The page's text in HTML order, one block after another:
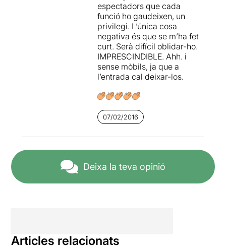
espectadors que cada
funció ho gaudeixen, un
privilegi. L’única cosa
negativa és que se m’ha fet
curt. Serà difícil oblidar-ho.
IMPRESCINDIBLE. Ahh. i
sense mòbils, ja que a
l’entrada cal deixar-los.
07/02/2016
Deixa la teva opinió
Articles relacionats